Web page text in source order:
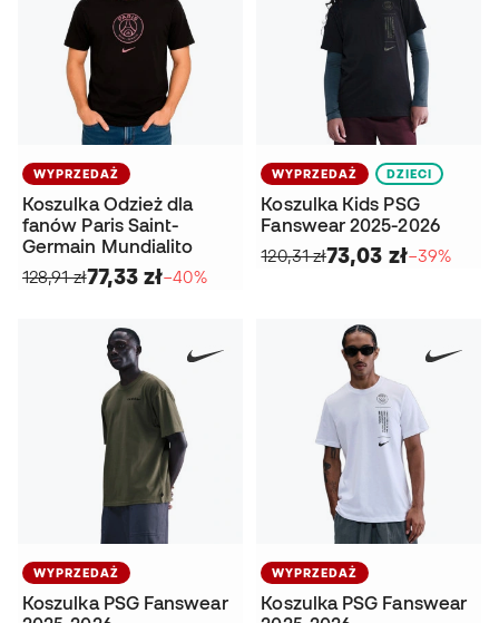
WYPRZEDAŻ
Koszulka Odzież dla
fanów Paris Saint-
Germain Mundialito
128,91 zł77,33 zł−40%
WYPRZEDAŻ DZIECI
Koszulka Kids PSG
Fanswear 2025-2026
120,31 zł73,03 zł−39%
WYPRZEDAŻ
Koszulka PSG Fanswear
WYPRZEDAŻ
Koszulka PSG Fanswear